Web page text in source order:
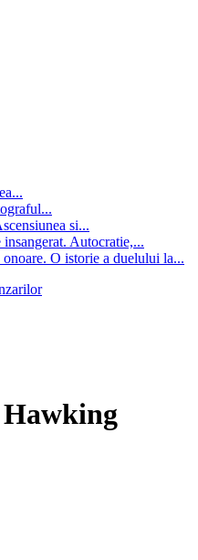
si...
Autocratie,...
onoare. O istorie a duelului la...